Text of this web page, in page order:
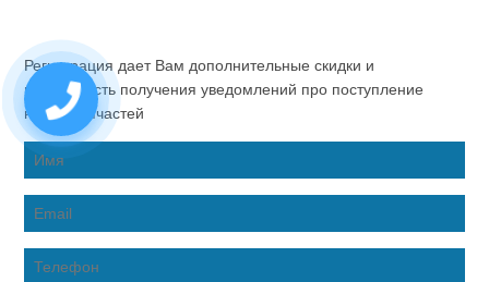
Регистрация дает Вам дополнительные скидки и
возможность получения уведомлений про поступление
новых запчастей